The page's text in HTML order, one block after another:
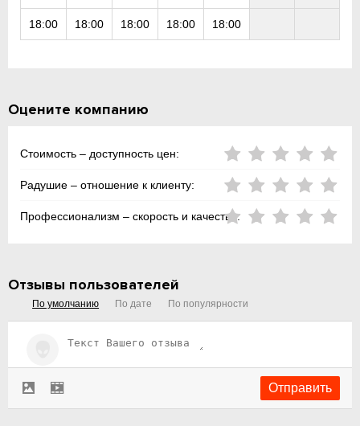
18:00 18:00 18:00 18:00 18:00
Оцените компанию
Стоимость – доступность цен:
Радушие – отношение к клиенту:
Профессионализм – скорость и качество:
Отзывы пользователей
По умолчанию По дате По популярности